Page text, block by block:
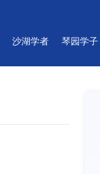
沙湖学者 琴园学子